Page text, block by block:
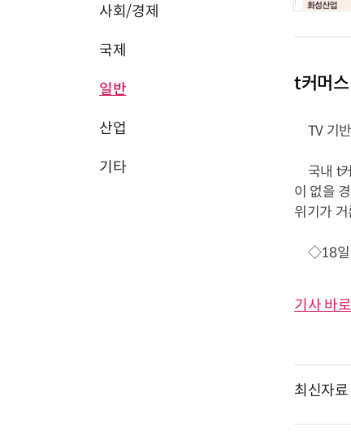
사회/경제
국제
일반
산업
기타
t커머
TV 기
국내 t
이 없을
위기가
◇18일
기사 바
최신자료